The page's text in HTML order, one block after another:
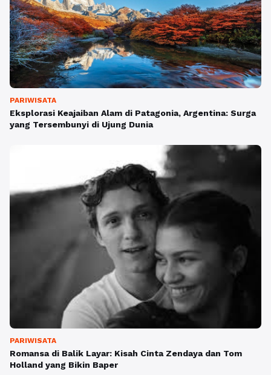
PARIWISATA
Eksplorasi Keajaiban Alam di Patagonia, Argentina: Surga
yang Tersembunyi di Ujung Dunia
PARIWISATA
Romansa di Balik Layar: Kisah Cinta Zendaya dan Tom
Holland yang Bikin Baper